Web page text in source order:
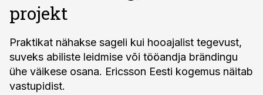
projekt
Praktikat nähakse sageli kui hooajalist tegevust,
suveks abiliste leidmise või tööandja brändingu
ühe väikese osana. Ericsson Eesti kogemus näitab
vastupidist.